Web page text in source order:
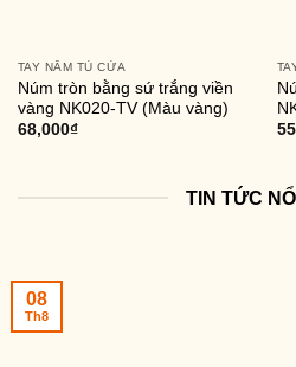
TAY NẮM TỦ CỬA
Núm tròn bằng sứ trắng viền
vàng NK020-TV (Màu vàng)
68,000₫
TIN TỨC
08
Th8